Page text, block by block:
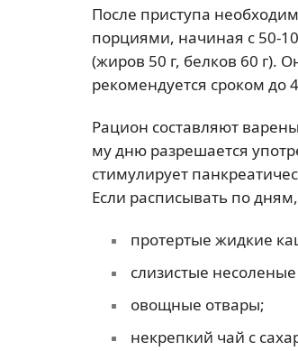
После приступа
порциями, начиная с 50-
(жиров 50 г, белков 60 г).
рекомендуется сроком до
Рацион составляют
му дню разрешается
стимулирует
Если расписывать по
протертые жидкие
слизистые
овощные отвары;
некрепкий чай с